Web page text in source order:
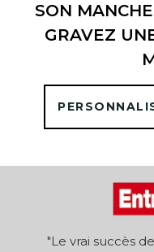
SON
GRAVEZ
"Le vrai succès